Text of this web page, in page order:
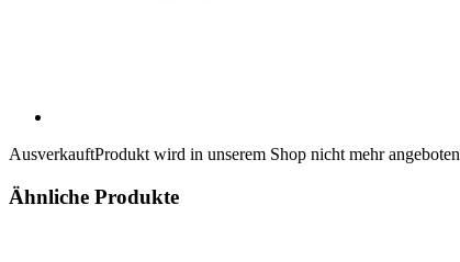
AusverkauftProdukt wird in unserem Shop nicht mehr angeboten
Ähnliche Produkte